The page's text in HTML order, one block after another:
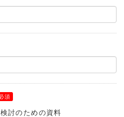
検討のための資料